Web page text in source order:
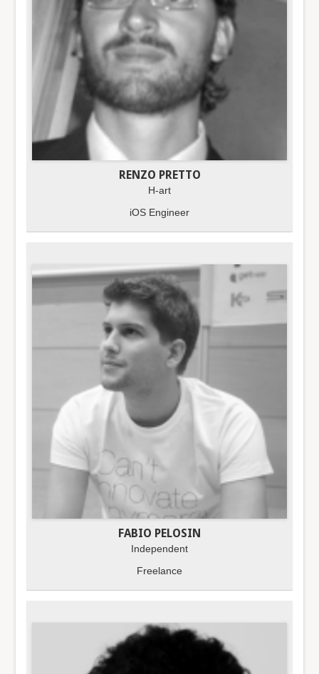
RENZO PRETTO
H-art
iOS Engineer
FABIO PELOSIN
Independent
Freelance